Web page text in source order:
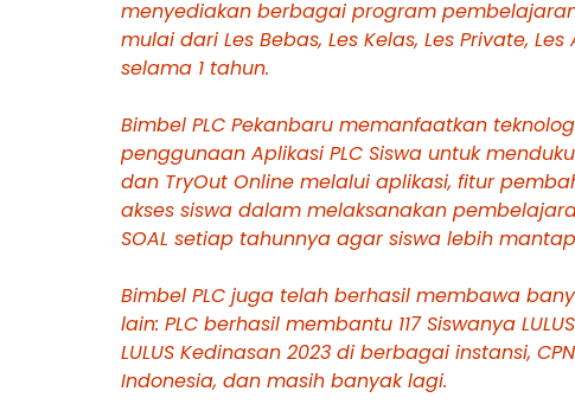
menyediakan berbagai program
mulai dari Les Bebas, Les Kelas, Les Private,
selama 1 tahun.
Bimbel PLC Pekanbaru memanfaatkan
penggunaan Aplikasi PLC Siswa untuk
dan TryOut Online melalui aplikasi, fitur
akses siswa dalam melaksanakan
SOAL setiap tahunnya agar siswa lebih
Bimbel PLC juga telah berhasil membawa
lain: PLC berhasil membantu 117 Siswanya
LULUS Kedinasan 2023 di berbagai instansi,
Indonesia, dan masih banyak lagi.